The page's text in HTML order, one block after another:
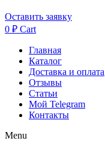
Оставить заявку
0 ₽ Cart
Главная
Каталог
Доставка и оплата
Отзывы
Статьи
Мой Telegram
Контакты
Menu